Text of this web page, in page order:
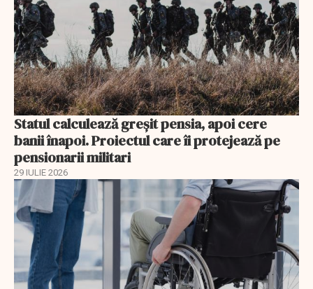
Statul calculează greșit pensia, apoi cere
banii înapoi. Proiectul care îi protejează pe
pensionarii militari
29 IULIE 2026